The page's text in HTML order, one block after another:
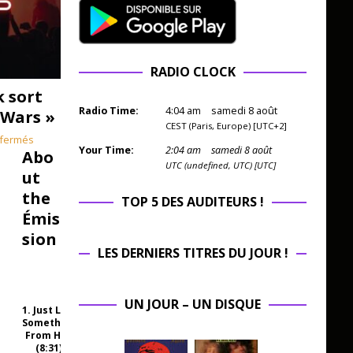
sort
»
Abo
ut
the
Émis
sion
1. Just Like
Something
From Hell
(8:31)
RADIO CLOCK
Radio Time: 4:04 am samedi 8 août
CEST (Paris, Europe) [UTC+2]
Your Time: 2:04am samedi 8 août
UTC (undefined, UTC) [UTC]
TOP 5 DES AUDITEURS !
LES DERNIERS TITRES DU JOUR !
UN JOUR – UN DISQUE